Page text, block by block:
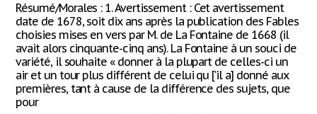
Résumé/Morales : 1. Avertissement : Cet avertissement
date de 1678, soit dix ans après la publication des Fables
choisies mises en vers par M. de La Fontaine de 1668 (il
avait alors cinquante-cinq ans). La Fontaine à un souci de
variété, il souhaite « donner à la plupart de celles-ci un
air et un tour plus différent de celui qu [‘il a] donné aux
premières, tant à cause de la différence des sujets, que
pour